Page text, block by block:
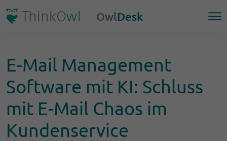
OwlDesk
E-Mail Management
Software mit KI: Schluss
mit E-Mail Chaos im
Kundenservice